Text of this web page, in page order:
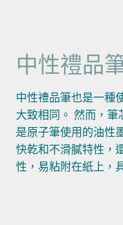
中性禮品
中性禮品筆也是一種
大致相同。 然而，
是原子筆使用的油性
快乾和不滑膩特性，
性，易粘附在紙上，